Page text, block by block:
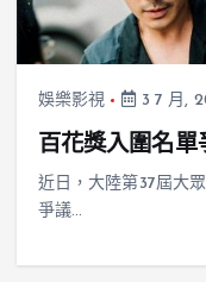
娛樂影視 3 7 月,
百花獎入圍名
近日，大陸第37屆大
爭議…